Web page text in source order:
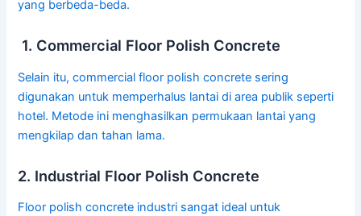
yang berbeda-beda.
1. Commercial Floor Polish Concrete
Selain itu, commercial floor polish concrete sering
digunakan untuk memperhalus lantai di area publik seperti
hotel. Metode ini menghasilkan permukaan lantai yang
mengkilap dan tahan lama.
2. Industrial Floor Polish Concrete
Floor polish concrete industri sangat ideal untuk